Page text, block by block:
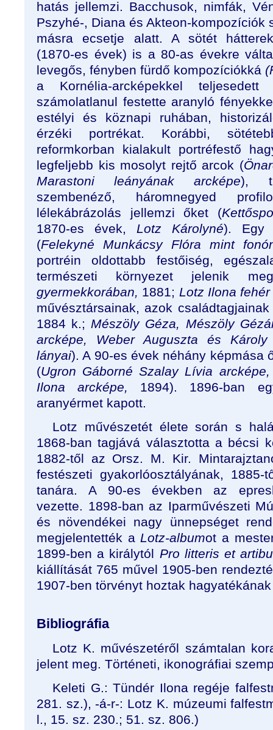
hatás jellemzi. Bacchusok, nimfák,
Pszyhé-, Diana és Akteon-kompozíciók
másra ecsetje alatt. A sötét
(1870-es évek) is a 80-as évekre
levegős, fényben fürdő kompozíciókká
a Kornélia-arcképekkel
számolatlanul festette aranyló
estélyi és köznapi ruhában,
érzéki portrékat. Korábbi,
reformkorban kialakult portréfestő
legfeljebb kis mosolyt rejtő arcok (
Marastoni leányának arcképe),
szembenéző, háromnegyed
lélekábrázolás jellemzi őket (
1870-es évek, Lotz Károlyné). Egy
(Felekyné Munkácsy Flóra mint
portréin oldottabb festőiség,
természeti környezet jelenik
gyermekkorában, 1881; Lotz Ilona
művésztársainak, azok
1884 k.; Mészöly Géza, Mészöly
arcképe, Weber Auguszta és
lányai). A 90-es évek néhány képmása
(Ugron Gáborné Szalay Lívia
Ilona arcképe, 1894). 1896-ban
aranyérmet kapott.
Lotz művészetét élete során s
1868-ban tagjává választotta a bécsi
1882-től az Orsz. M. Kir.
festészeti gyakorlóosztályának,
tanára. A 90-es években az
vezette. 1898-ban az Iparművészeti
és növendékei nagy ünnepséget
megjelentették aLotz-albumot a
1899-ben a királytól Pro litteris et
kiállítását 765 művel 1905-ben
1907-ben törvényt hoztak
Bibliográfia
Lotz K. művészetéről számtalan
jelent meg. Történeti, ikonográfiai
Keleti G.: Tündér Ilona regéje
281. sz.), -á-r-: Lotz K. múzeumi
l., 15. sz. 230.; 51. sz. 806.)